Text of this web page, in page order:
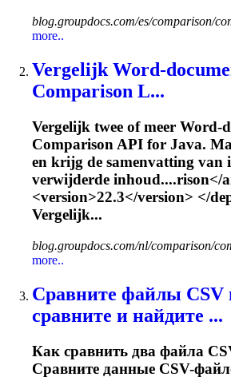
blog.groupdocs.com/es/comparison/
more..
Vergelijk Word-
Comparison L...
Vergelijk twee of meer Word-
Comparison API for Java.
en krijg de samenvatting van
verwijderde inhoud....rison</
<version>22.3</version> </
Vergelijk...
blog.groupdocs.com/nl/comparison/
more..
Сравните файлы
сравните и найдите ...
Как сравнить два файла
Сравните данные CSV-